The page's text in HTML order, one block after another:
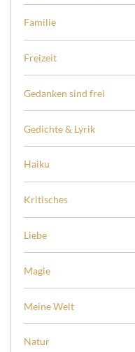
Familie
Freizeit
Gedanken sind frei
Gedichte & Lyrik
Haiku
Kritisches
Liebe
Magie
Meine Welt
Natur